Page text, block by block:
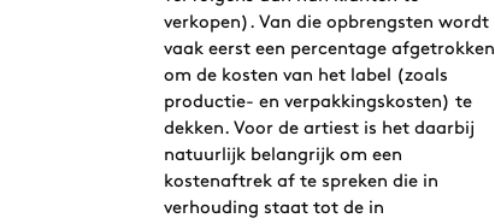
verkopen). Van die opbrengsten wordt
vaak eerst een percentage afgetrokken
om de kosten van het label (zoals
productie- en verpakkingskosten) te
dekken. Voor de artiest is het daarbij
natuurlijk belangrijk om een
kostenaftrek af te spreken die in
verhouding staat tot de in